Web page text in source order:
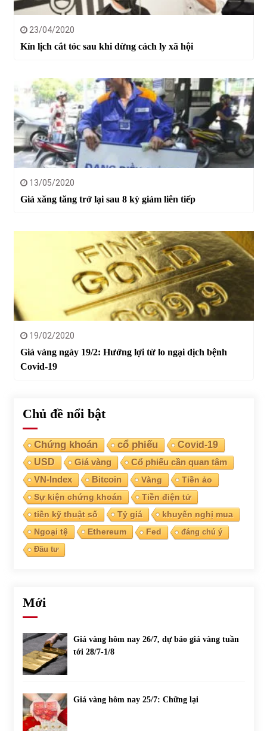
23/04/2020
Kín lịch cắt tóc sau khi dừng cách ly xã hội
13/05/2020
Giá xăng tăng trở lại sau 8 kỳ giảm liên tiếp
19/02/2020
Giá vàng ngày 19/2: Hưởng lợi từ lo ngại dịch bệnh
Covid-19
Chủ đề nổi bật
Chứng khoán cổ phiếu
Covid-19
USD
Giá vàng Cổ phiếu cần quan tâm
VN-Index Bitcoin Vàng
Tiền ảo
Sự kiện chứng khoán
Tiền điện tử
tiền kỹ thuật số
Tỷ giá
khuyến nghị mua
Ngoại tệ
Ethereum Fed
đáng chú ý
Đầu tư
Mới
Giá vàng hôm nay 26/7, dự báo giá vàng tuần
tới 28/7-1/8
Giá vàng hôm nay 25/7: Chững lại